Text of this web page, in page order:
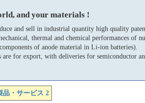
and your materials !
and sell in industrial quantity high quality
thermal and chemical performances of
of anode material in Li-ion batteries).
are for export, with deliveries for semiconductor
品・サービス 2